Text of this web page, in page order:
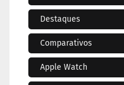
Destaques
Comparativos
Apple Watch